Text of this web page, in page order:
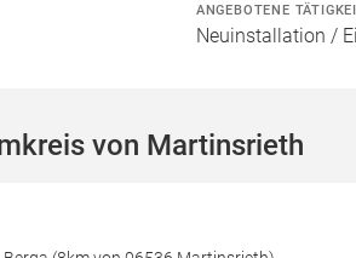
ANGEBOTENE
Neuinstallation /
von Martinsrieth